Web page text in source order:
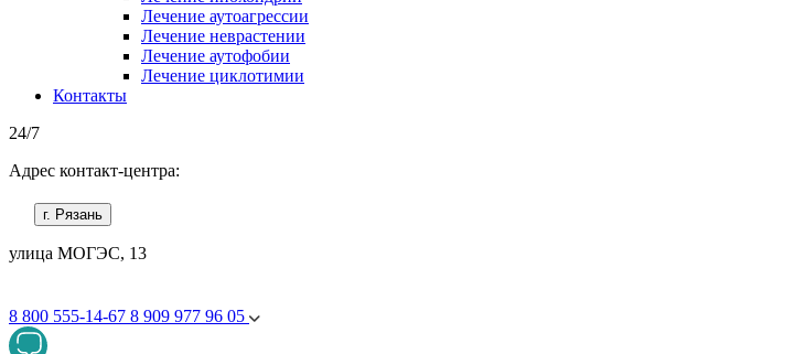
Лечение аутоагрессии
Лечение неврастении
Лечение аутофобии
Лечение циклотимии
Контакты
24/7
Адрес контакт-центра:
г. Рязань
улица МОГЭС, 13
8 800 555-14-67 8 909 977 96 05